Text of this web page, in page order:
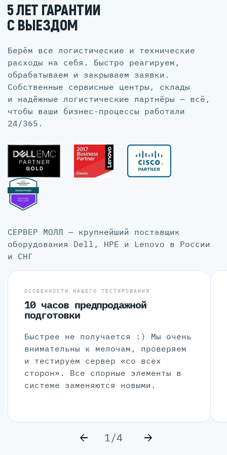
5 ЛЕТ ГАРАНТИИ
С ВЫЕЗДОМ
Берём все логистические и технические
расходы на себя. Быстро реагируем,
обрабатываем и закрываем заявки.
Собственные сервисные центры, склады
и надёжные логистические партнёры — всё,
чтобы ваши бизнес-процессы работали
24/365.
СЕРВЕР МОЛЛ — крупнейший поставщик
оборудования Dell, HPE и Lenovo в России
и СНГ
ОСОБЕННОСТИ НАШЕГО ТЕСТИРОВАНИЯ
10 часов предпродажной
подготовки
Быстрее не получается :) Мы очень
внимательны к мелочам, проверяем
и тестируем сервер «со всех
сторон». Все спорные элементы в
системе заменяются новыми.
1/4